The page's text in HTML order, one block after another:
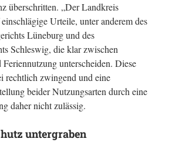
überschritten. „Der Landkreis
Urteile, unter anderem des
Lüneburg und des
Schleswig, die klar zwischen
unterscheiden. Diese
rechtlich zwingend und eine
beider Nutzungsarten durch eine
daher nicht zulässig.
untergraben